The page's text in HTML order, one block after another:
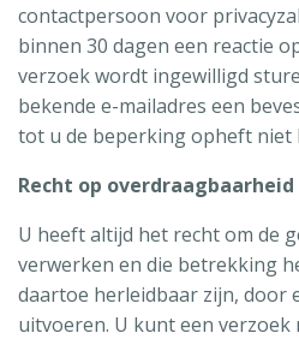
contactpersoon voor
binnen 30 dagen een reactie
verzoek wordt ingewilligd
bekende e-mailadres een
tot u de beperking opheft niet
Recht op overdraagbaarheid
U heeft altijd het recht om de
verwerken en die betrekking
daartoe herleidbaar zijn, door
uitvoeren. U kunt een